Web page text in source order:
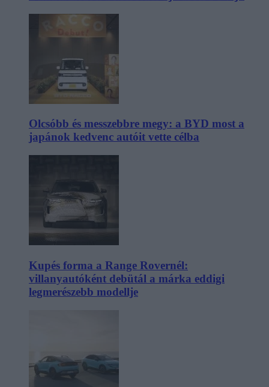
Olcsóbb és messzebbre megy: a BYD most a
japánok kedvenc autóit vette célba
Kupés forma a Range Rovernél:
villanyautóként debütál a márka eddigi
legmerészebb modellje